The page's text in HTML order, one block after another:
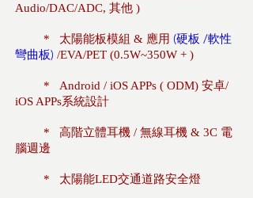
Audio/DAC/ADC, 其他 )
* 太陽能板模組 & 應用 (硬板 /軟性
彎曲板) /EVA/PET (0.5W~350W + )
* Android / iOS APPs ( ODM) 安卓/
iOS APPs系統設計
* 高階立體耳機 / 無線耳機 & 3C 電
腦週邊
* 太陽能LED交通道路安全燈